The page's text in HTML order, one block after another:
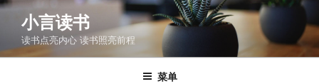
跳
容
小言读书
读书点亮内心 读书照亮前程
菜单